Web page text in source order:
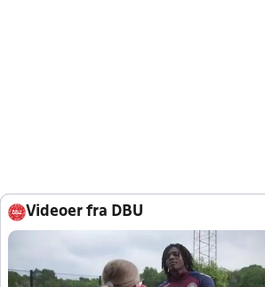
Videoer fra DBU